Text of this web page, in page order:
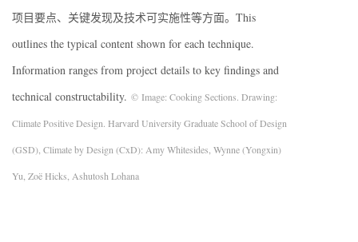
项目要点、关键发现及技术可实施性等方面。This
outlines the typical content shown for each technique.
Information ranges from project details to key findings and
technical constructability. © Image: Cooking Sections. Drawing:
Climate Positive Design. Harvard University Graduate School of Design
(GSD), Climate by Design (CxD): Amy Whitesides, Wynne (Yongxin)
Yu, Zoë Hicks, Ashutosh Lohana